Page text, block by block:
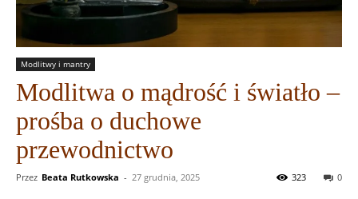
Modlitwy i mantry
Modlitwa o mądrość i światło –
prośba o duchowe
przewodnictwo
Przez Beata Rutkowska - 27 grudnia, 2025 0
323